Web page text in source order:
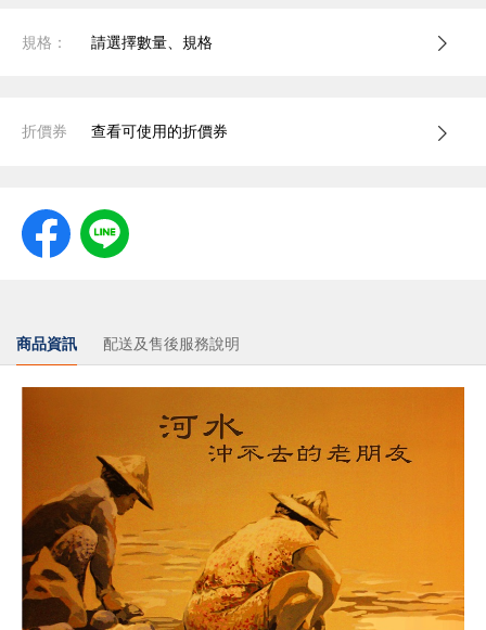
規格： 請選擇數量、規格
折價券 查看可使用的折價券
商品資訊 配送及售後服務說明